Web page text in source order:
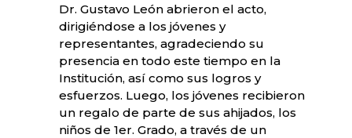
Dr. Gustavo León abrieron el acto,
dirigiéndose a los jóvenes y
representantes, agradeciendo su
presencia en todo este tiempo en la
Institución, así como sus logros y
esfuerzos. Luego, los jóvenes recibieron
un regalo de parte de sus ahijados, los
niños de 1er. Grado, a través de un